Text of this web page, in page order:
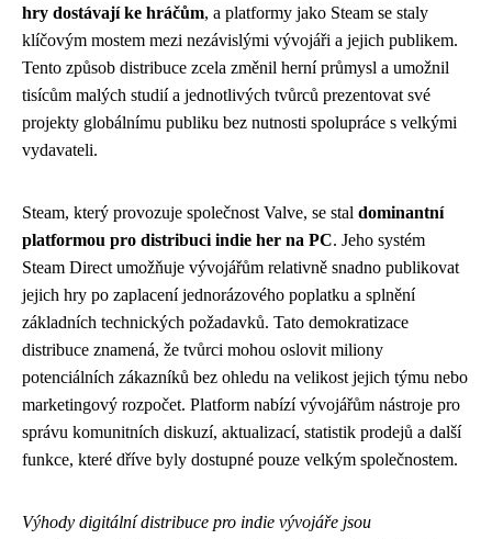
hry dostávají ke hráčům, a platformy jako Steam se staly
klíčovým mostem mezi nezávislými vývojáři a jejich publikem.
Tento způsob distribuce zcela změnil herní průmysl a umožnil
tisícům malých studií a jednotlivých tvůrců prezentovat své
projekty globálnímu publiku bez nutnosti spolupráce s velkými
vydavateli.
Steam, který provozuje společnost Valve, se stal dominantní
platformou pro distribuci indie her na PC. Jeho systém
Steam Direct umožňuje vývojářům relativně snadno publikovat
jejich hry po zaplacení jednorázového poplatku a splnění
základních technických požadavků. Tato demokratizace
distribuce znamená, že tvůrci mohou oslovit miliony
potenciálních zákazníků bez ohledu na velikost jejich týmu nebo
marketingový rozpočet. Platform nabízí vývojářům nástroje pro
správu komunitních diskuzí, aktualizací, statistik prodejů a další
funkce, které dříve byly dostupné pouze velkým společnostem.
Výhody digitální distribuce pro indie vývojáře jsou